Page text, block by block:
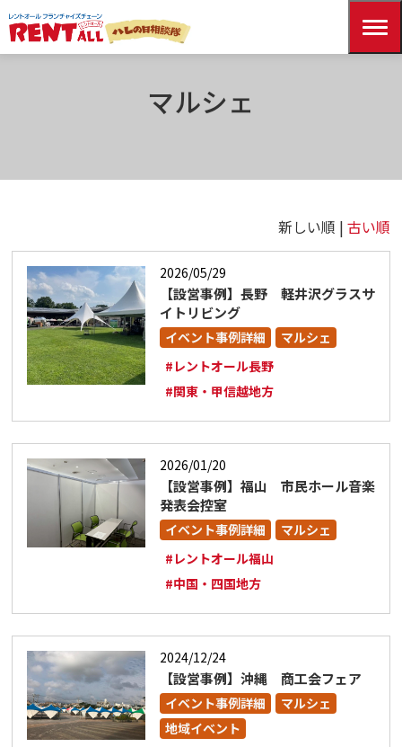
HOME 記事一覧 マルシェ
マルシェ
新しい順 | 古い順
2026/05/29
【設営事例】長野 軽井沢グラスサ
イトリビング
イベント事例詳細
マルシェ
#レントオール長野
#関東・甲信越地方
2026/01/20
【設営事例】福山 市民ホール音楽
発表会控室
イベント事例詳細
マルシェ
#レントオール福山
#中国・四国地方
2024/12/24
【設営事例】沖縄 商工会フェア
イベント事例詳細
マルシェ
地域イベント